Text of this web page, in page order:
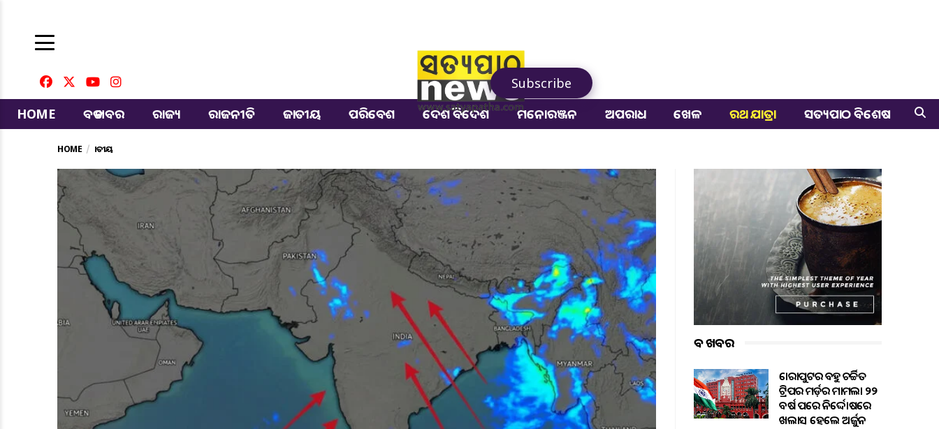
Subscribe
HOME
ବଡ ଖବର ରାଜ୍ୟ ରାଜନୀତି ଜାତୀୟ ପରିବେଶ ଦେଶ ବିଦେଶ ମନୋରଞ୍ଜନ ଅପରାଧ ଖେଳ ରଥ ଯାତ୍ରା ସତ୍ୟପାଠ ବିଶେଷ
HOME ଜାତୀୟ
ବଡ ଖବର
କୋରାପୁଟର ବହୁ ଚର୍ଚ୍ଚିତ
ଟ୍ରିପର ମର୍ଡ଼ର ମାମଲା ୨୨
ବର୍ଷ ପରେ ନିର୍ଦ୍ଦୋଷରେ
ଖଲାସ ହେଲେ ଅର୍ଜୁନ